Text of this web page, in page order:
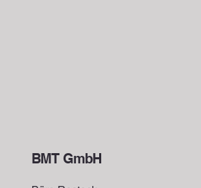
BMT GmbH